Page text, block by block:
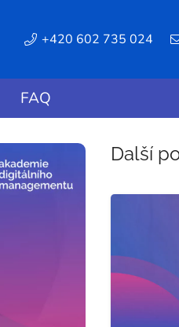
+420 602 735 024
FAQ
Další